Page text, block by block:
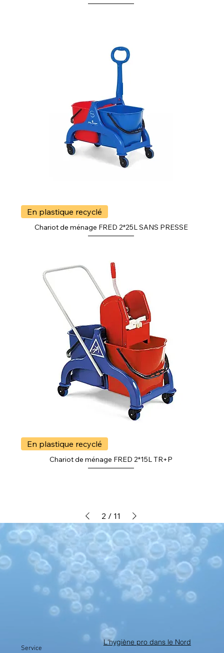
En plastique recyclé
Chariot de ménage FRED 2*25L SANS PRESSE
En plastique recyclé
Chariot de ménage FRED 2*15L TR+P
2 / 11
Service
L'hygiène pro dans le Nord